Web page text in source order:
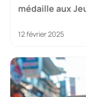
médaille aux
12 février 2025